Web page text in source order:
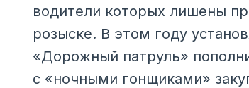
водители которых лишены
розыске. В этом году
«Дорожный патруль»
с «ночными гонщиками»